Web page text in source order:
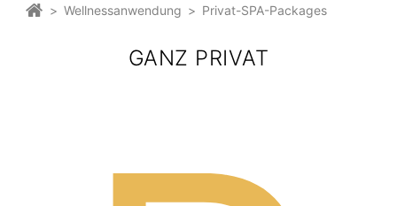
> Wellnessanwendung > Privat-SPA-Packages
GANZ PRIVAT